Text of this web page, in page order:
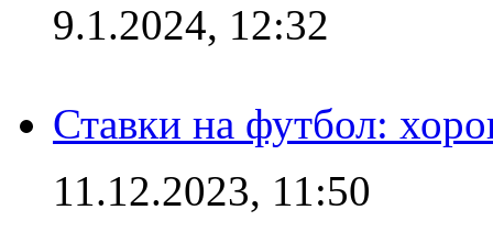
9.1.2024, 12:32
Ставки на футбол:
11.12.2023, 11:50